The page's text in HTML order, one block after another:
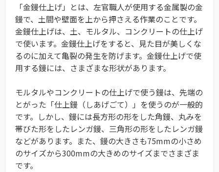
「金鏝仕上げ」とは、左官職人が使用する金属製の金
鏝で、土間や壁面を上から押さえる作業のことです。
金鏝仕上げは、土、モルタル、コンクリートの仕上げ
で使います。金鏝仕上げをすると、見た目が美しくな
るのに加えて亀裂の発生を防げます。金鏝仕上げで使
用する鏝には、さまざまな形状があります。
モルタルやコンクリートの仕上げで使う鏝は、先端の
とがった「仕上鏝（しあげごて）」を使うのが一般的
です。しかし、鏝には長方形の形をした角鏝、丸みを
帯びた形をしたレンガ鏝、三角形の形をしたレンガ鏝
などがあります。また、鏝の大きさも75mmの小さめ
のサイズから300mmの大きめのサイズまでさまざま
です。